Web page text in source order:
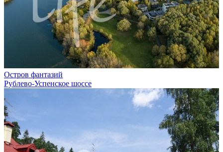
Остров фантазий
Рублево-Успенское шоссе